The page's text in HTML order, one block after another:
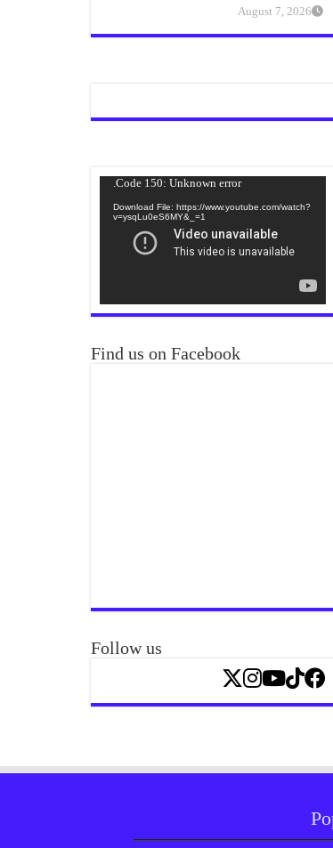
August 7, 2026
Code 150: Unknown error.
Download File: https://www.youtube.com/watch?
v=ysqLu0eS6MY&_=1
Find us on Facebook
Follow us